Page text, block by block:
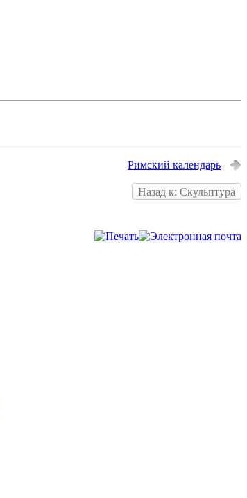
Римский календарь
Назад к: Скульптура